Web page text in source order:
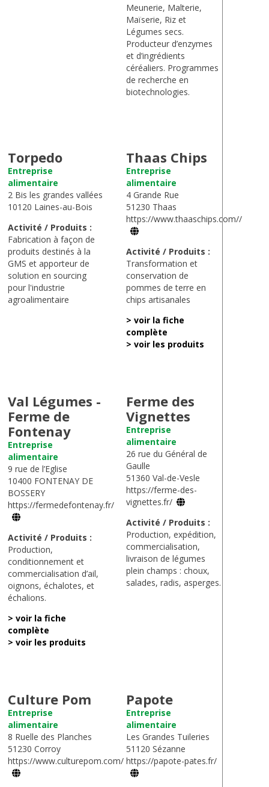
Meunerie, Malterie,
Maïserie, Riz et
Légumes secs.
Producteur d’enzymes
et d’ingrédients
céréaliers. Programmes
de recherche en
biotechnologies.
Torpedo
Entreprise
alimentaire
2 Bis les grandes vallées
10120 Laines-au-Bois
Activité / Produits :
Fabrication à façon de
produits destinés à la
GMS et apporteur de
solution en sourcing
pour l'industrie
agroalimentaire
Thaas Chips
Entreprise
alimentaire
4 Grande Rue
51230 Thaas
https://www.thaaschips.com//
Activité / Produits :
Transformation et
conservation de
pommes de terre en
chips artisanales
> voir la fiche
complète
> voir les produits
Val Légumes -
Ferme de
Fontenay
Entreprise
alimentaire
9 rue de l’Eglise
10400 FONTENAY DE
BOSSERY
https://fermedefontenay.fr/
Activité / Produits :
Production,
conditionnement et
commercialisation d’ail,
oignons, échalotes, et
échalions.
> voir la fiche
complète
> voir les produits
Ferme des
Vignettes
Entreprise
alimentaire
26 rue du Général de
Gaulle
51360 Val-de-Vesle
https://ferme-des-
vignettes.fr/
Activité / Produits :
Production, expédition,
commercialisation,
livraison de légumes
plein champs : choux,
salades, radis, asperges.
Culture Pom
Entreprise
alimentaire
8 Ruelle des Planches
51230 Corroy
https://www.culturepom.com/
Papote
Entreprise
alimentaire
Les Grandes Tuileries
51120 Sézanne
https://papote-pates.fr/